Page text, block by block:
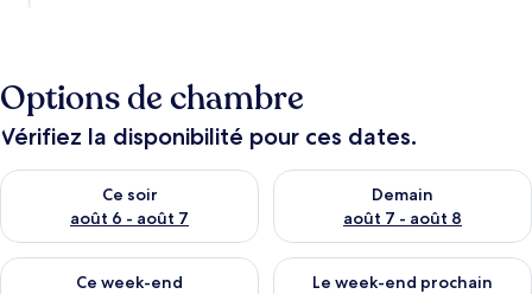
Options de chambre
Vérifiez la disponibilité pour ces dates.
Ce soir
août 6 - août 7
Vérifier la disponibilité pour ce soir août 6 - août 7
Demain
août 7 - août 8
Vérifier la disponibilité pour
Ce week-end
Vérifier la disponibilité pour ce week-end août 7 - août 9
Le week-end prochain
Vérifier la disponibilité pour